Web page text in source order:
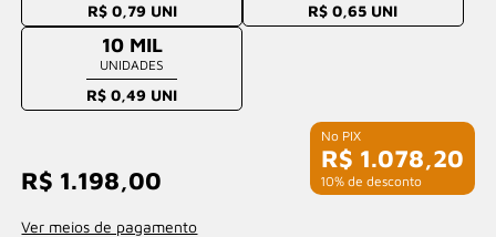
R$ 0,79 UNI R$ 0,65 UNI
10 MIL
UNIDADES
R$ 0,49 UNI
R$ 1.078,20
com 10% de desconto
R$ 1.198,00
Ver meios de pagamento